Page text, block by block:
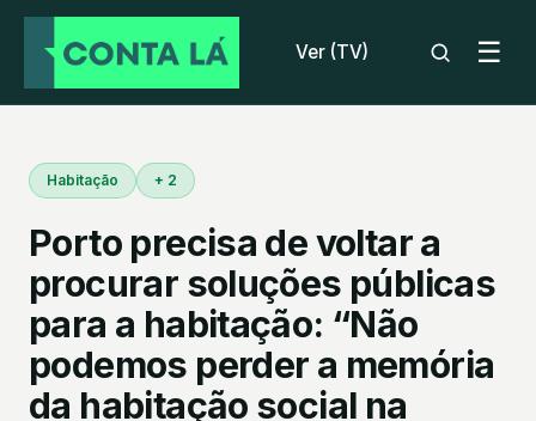
Ver (TV) ☰
Habitação + 2
Porto precisa de voltar a
procurar soluções públicas
para a habitação: “Não
podemos perder a memória
da habitação social na